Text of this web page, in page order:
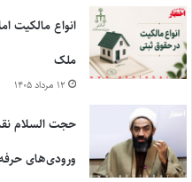
ملک
۱۲ مرداد ۱۴۰۵
حجت السلام
ورودی‌های